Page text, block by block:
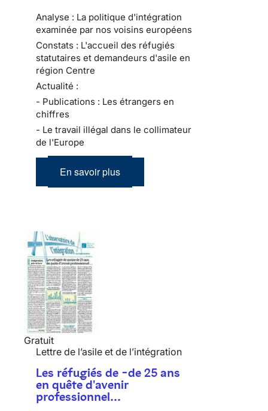
Analyse : La politique d'intégration
examinée par nos voisins européens
Constats : L'accueil des réfugiés
statutaires et demandeurs d'asile en
région Centre
Actualité :
- Publications : Les étrangers en
chiffres
- Le travail illégal dans le collimateur
de l'Europe
En savoir plus
Gratuit
Lettre de l’asile et de l’intégration
Les réfugiés de -de 25 ans
en quête d'avenir
professionnel…